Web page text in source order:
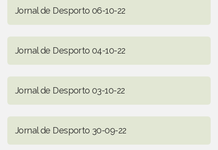
Jornal de Desporto 06-10-22
Jornal de Desporto 04-10-22
Jornal de Desporto 03-10-22
Jornal de Desporto 30-09-22